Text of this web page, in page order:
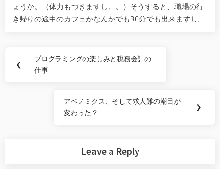
ょうか。（体力もつきますし。。）そうすると、職場の行
き帰りの途中のカフェかなんかでも30分でも出来ますし。
navigation
❮
Previous
Post:
プログラミングの楽しみと税務会計の
仕事
Next
Post:
アベノミクス、そして求人難の潮目が
変わった？
❯
Leave a Reply